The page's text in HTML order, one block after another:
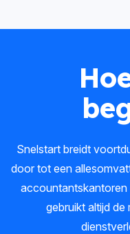
Snelstart breidt
door tot een
accountantskantoren
gebruikt altijd